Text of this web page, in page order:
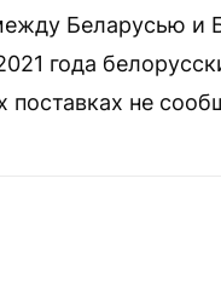
Беларусью и
года
поставках не